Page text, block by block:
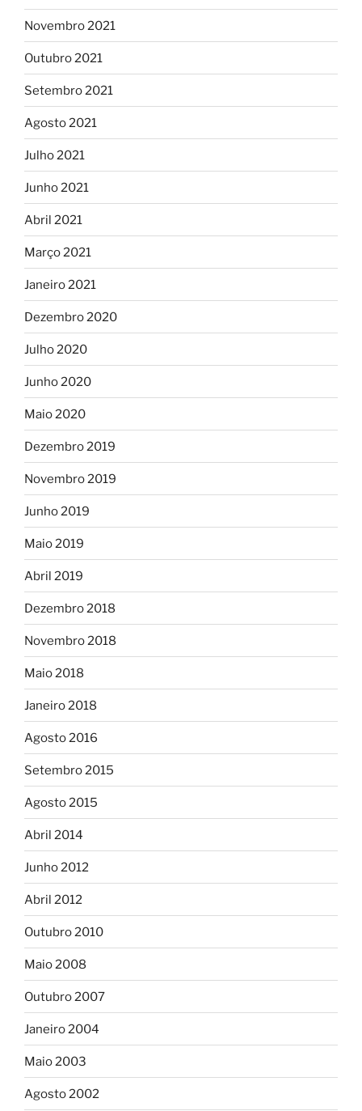
Novembro 2021
Outubro 2021
Setembro 2021
Agosto 2021
Julho 2021
Junho 2021
Abril 2021
Março 2021
Janeiro 2021
Dezembro 2020
Julho 2020
Junho 2020
Maio 2020
Dezembro 2019
Novembro 2019
Junho 2019
Maio 2019
Abril 2019
Dezembro 2018
Novembro 2018
Maio 2018
Janeiro 2018
Agosto 2016
Setembro 2015
Agosto 2015
Abril 2014
Junho 2012
Abril 2012
Outubro 2010
Maio 2008
Outubro 2007
Janeiro 2004
Maio 2003
Agosto 2002